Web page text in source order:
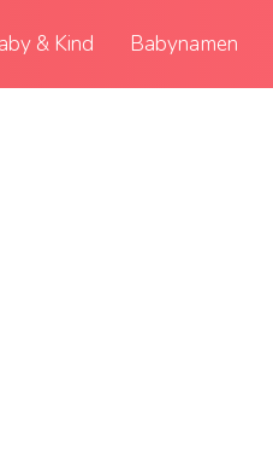
& Kind Babynamen